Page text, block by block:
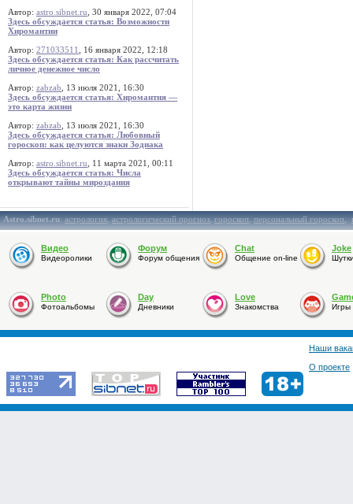
Автор: astro.sibnet.ru , 30 января 2022, 07:04
Здесь обсуждается статья: Возможности
Хиромантии
Автор: 271033511
, 16 января 2022, 12:18
Здесь обсуждается статья: Как рассчитать
личное денежное число
Автор: zabzab , 13 июля 2021, 16:30
Здесь обсуждается статья: Хиромантия —
это карта жизни
Автор: zabzab , 13 июля 2021, 16:30
Здесь обсуждается статья: Любовный
гороскоп: как целуются знаки Зодиака
Автор: astro.sibnet.ru , 11 марта 2021, 00:11
Здесь обсуждается статья: Числа
открывают тайны мироздания
Astro.sibnet.ru:астрология,астрологический прогноз,гороскоп,персональный гороскоп,
Видео
Видеоролики
Форум
Форум общения
Chat
Общение on-line
Joke
Photo
Фотоальбомы
Day
Дневники
Love
Знакомства Игры
Наши
О проекте